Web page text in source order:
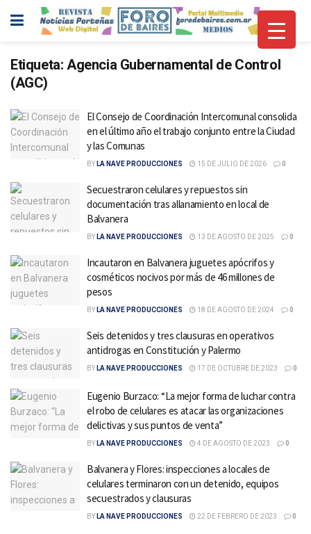
Etiqueta: Agencia Gubernamental de Control
(AGC)
El Consejo de Coordinación Intercomunal consolida
en el último año el trabajo conjunto entre la Ciudad
y las Comunas
BY LA NAVE PRODUCCIONES 15 DE JULIO DE 2026 0
Secuestraron celulares y repuestos sin
documentación tras allanamiento en local de
Balvanera
BY LA NAVE PRODUCCIONES 13 DE AGOSTO DE 2025 0
Incautaron en Balvanera juguetes apócrifos y
cosméticos nocivos por más de 46 millones de
pesos
BY LA NAVE PRODUCCIONES 18 DE AGOSTO DE 2024 0
Seis detenidos y tres clausuras en operativos
antidrogas en Constitución y Palermo
BY LA NAVE PRODUCCIONES 17 DE OCTUBRE DE 2023 0
Eugenio Burzaco: “La mejor forma de luchar contra
el robo de celulares es atacar las organizaciones
delictivas y sus puntos de venta”
BY LA NAVE PRODUCCIONES 4 DE AGOSTO DE 2023 0
Balvanera y Flores: inspecciones a locales de
celulares terminaron con un detenido, equipos
secuestrados y clausuras
BY LA NAVE PRODUCCIONES 22 DE FEBRERO DE 2023 0